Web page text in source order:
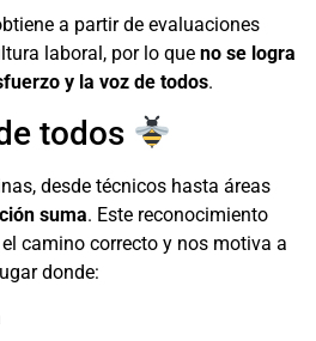
a partir de evaluaciones
laboral, por lo que no se logra
y la voz de todos.
todos
desde técnicos hasta áreas
suma. Este reconocimiento
camino correcto y nos motiva a
donde: